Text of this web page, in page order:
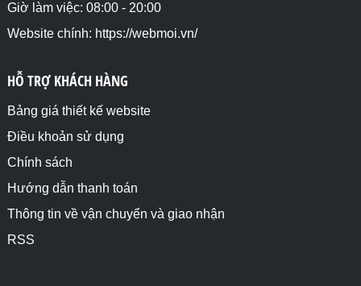
Giờ làm việc: 08:00 - 20:00
Website chính: https://webmoi.vn/
HỖ TRỢ KHÁCH HÀNG
Bảng giá thiết kế website
Điều khoản sử dụng
Chính sách
Hướng dẫn thanh toán
Thông tin về vận chuyển và giao nhận
RSS